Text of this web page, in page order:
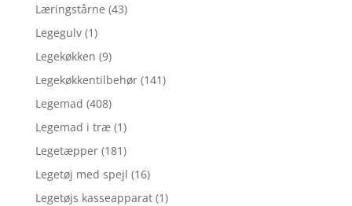
Læringstårne (43)
Legegulv (1)
Legekøkken (9)
Legekøkkentilbehør (141)
Legemad (408)
Legemad i træ (1)
Legetæpper (181)
Legetøj med spejl (16)
Legetøjs kasseapparat (1)